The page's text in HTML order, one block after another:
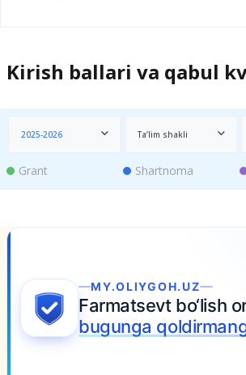
Kirish ballari va qabul
2025-2026 Ta’lim shakli
Grant Shartnoma
MY.OLIYGOH.UZ
Farmatsevt bo‘lish
bugunga